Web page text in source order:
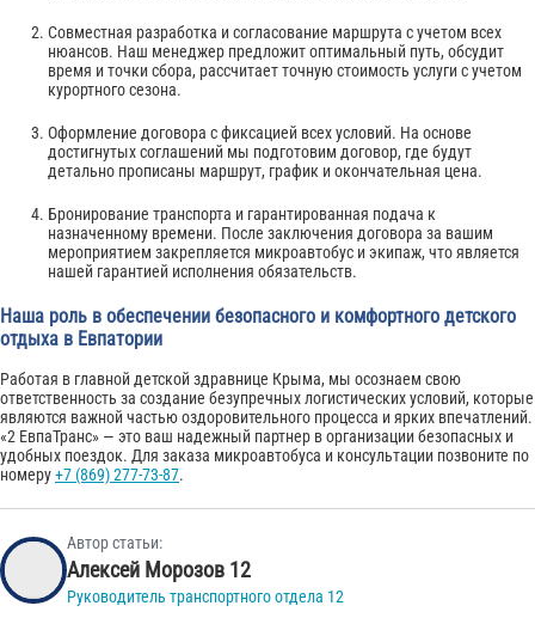
Совместная разработка и согласование маршрута с учетом всех
нюансов. Наш менеджер предложит оптимальный путь, обсудит
время и точки сбора, рассчитает точную стоимость услуги с учетом
курортного сезона.
Оформление договора с фиксацией всех условий. На основе
достигнутых соглашений мы подготовим договор, где будут
детально прописаны маршрут, график и окончательная цена.
Бронирование транспорта и гарантированная подача к
назначенному времени. После заключения договора за вашим
мероприятием закрепляется микроавтобус и экипаж, что является
нашей гарантией исполнения обязательств.
Наша роль в обеспечении безопасного и комфортного детского
отдыха в Евпатории
Работая в главной детской здравнице Крыма, мы осознаем свою
ответственность за создание безупречных логистических условий, которые
являются важной частью оздоровительного процесса и ярких впечатлений.
«2 ЕвпаТранс» — это ваш надежный партнер в организации безопасных и
удобных поездок. Для заказа микроавтобуса и консультации позвоните по
номеру+7 (869) 277-73-87.
Автор статьи:
Алексей Морозов 12
Руководитель транспортного отдела 12